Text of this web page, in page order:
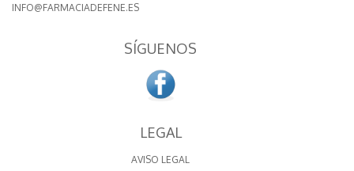
INFO@FARMACIADEFENE.ES
SÍGUENOS
LEGAL
AVISO LEGAL